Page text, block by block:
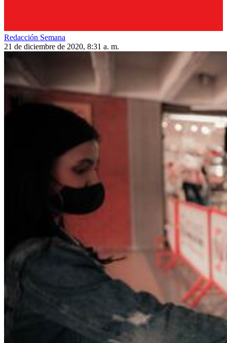
Redacción Semana
21 de diciembre de 2020, 8:31 a. m.